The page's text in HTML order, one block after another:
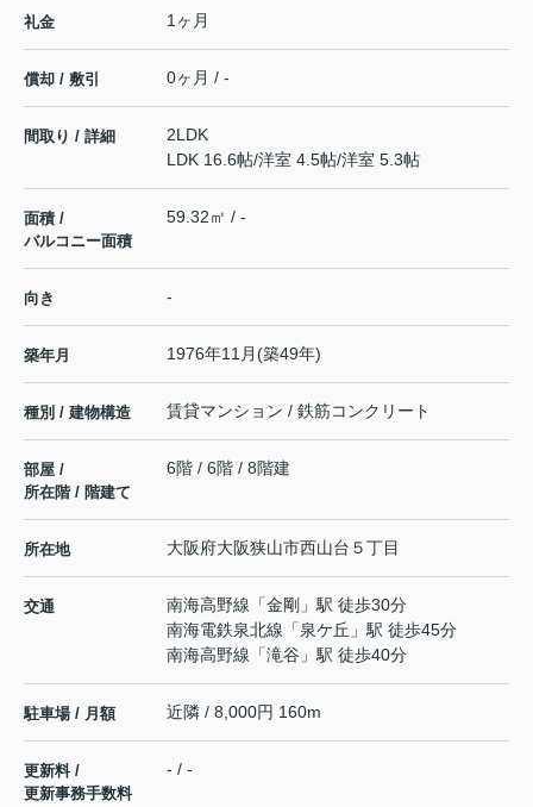
礼金 1ヶ月
償却 / 敷引 0ヶ月 / -
間取り / 詳細
2LDK
LDK 16.6帖/洋室 4.5帖/洋室 5.3帖
面積 /
バルコニー面積
59.32㎡ / -
向き -
築年月 1976年11月(築49年)
種別 / 建物構造 賃貸マンション / 鉄筋コンクリート
部屋 /
所在階 / 階建て
6階 / 6階 / 8階建
所在地 大阪府大阪狭山市西山台 ５丁目
交通 南海高野線 「金剛 」駅 徒歩30分
南海電鉄泉北線 「泉ケ丘 」駅 徒歩45分
南海高野線 「滝谷 」駅 徒歩40分
駐車場 / 月額 近隣 / 8,000円 160m
更新料 /
更新事務手数料
- / -